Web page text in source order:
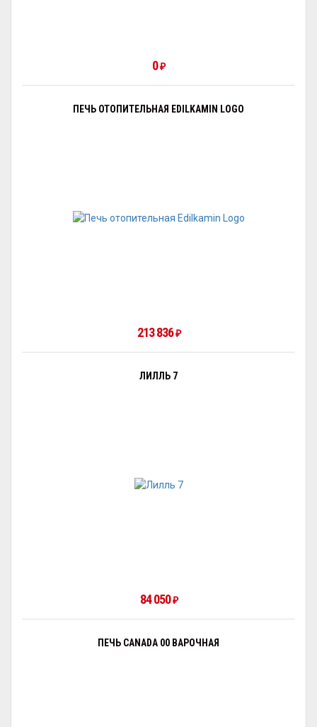
0₽
ПЕЧЬ ОТОПИТЕЛЬНАЯ EDILKAMIN LOGO
213 836₽
ЛИЛЛЬ 7
84 050₽
ПЕЧЬ CANADA 00 ВАРОЧНАЯ